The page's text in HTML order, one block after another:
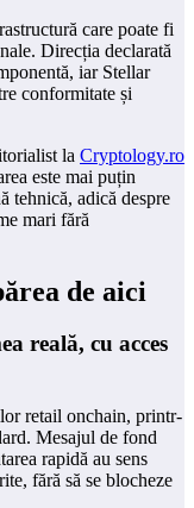
care poate fi
Direcția declarată
iar Stellar
conformitate și
la Cryptology.ro
este mai puțin
tehnică, adică despre
mari fără
de aici
reală, cu acces
retail onchain, printr-
Mesajul de fond
rapidă au sens
fără să se blocheze